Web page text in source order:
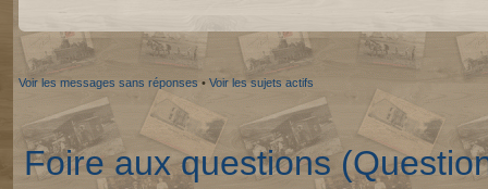
Voir les messages sans réponses • Voir les sujets actifs
Foire aux questions